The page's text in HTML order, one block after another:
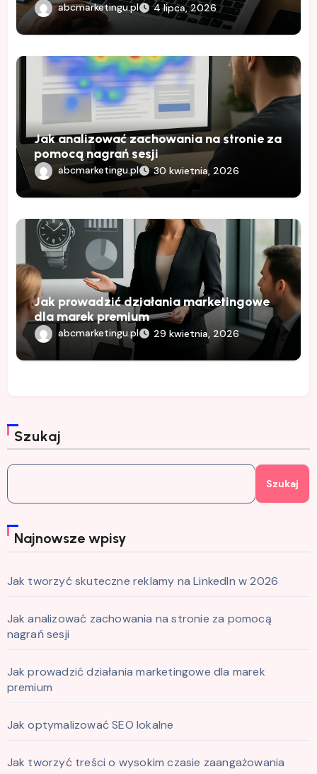
abcmarketingu.pl 4 lipca, 2026
Jak analizować zachowania na stronie za
pomocą nagrań sesji
abcmarketingu.pl 30 kwietnia, 2026
Jak prowadzić działania marketingowe
dla marek premium
abcmarketingu.pl 29 kwietnia, 2026
Szukaj
Szukaj
Najnowsze wpisy
Jak tworzyć skuteczne reklamy na LinkedIn w 2026
Jak analizować zachowania na stronie za pomocą
nagrań sesji
Jak prowadzić działania marketingowe dla marek
premium
Jak optymalizować SEO lokalne
Jak tworzyć treści o wysokim czasie zaangażowania